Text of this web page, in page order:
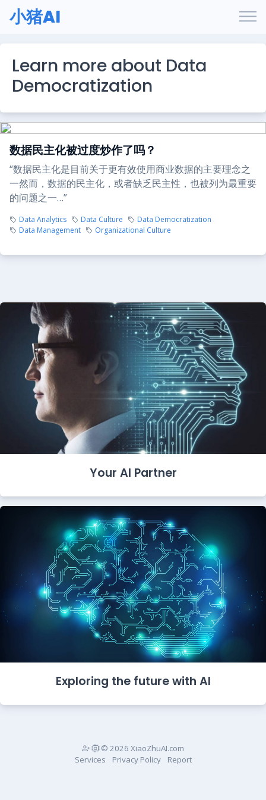
小猪AI
Learn more about Data
Democratization
数据民主化被过度炒作了吗？
“数据民主化是目前关于更有效使用商业数据的主要理念之
一然而，数据的民主化，或者缺乏民主性，也被列为最重要
的问题之一…”
Data Analytics Data Culture
Data Democratization
Data Management
Organizational Culture
Your AI Partner
Exploring the future with AI
© 2026 XiaoZhuAI.com
Services
Privacy Policy Report